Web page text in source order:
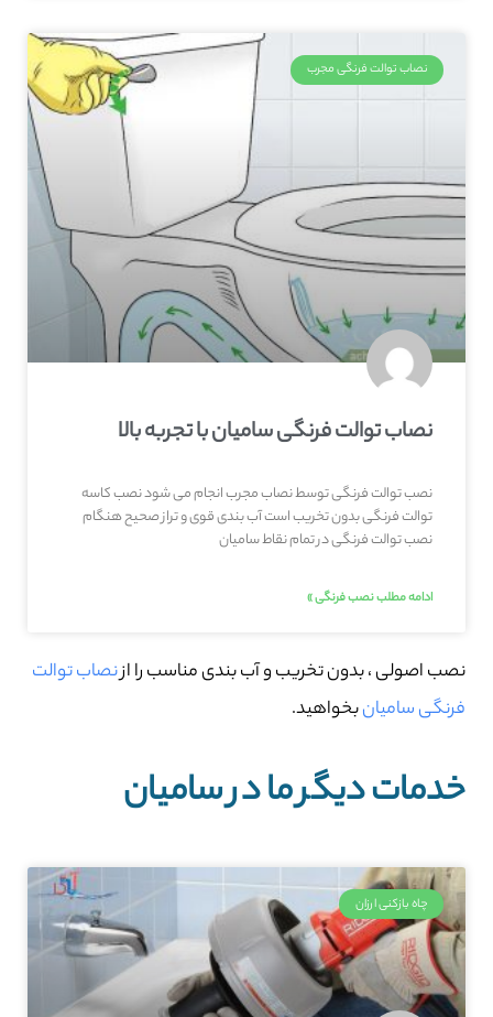
نصاب توالت فرنگی مجرب
نصاب توالت فرنگی سامیان با تجربه بالا
نصب توالت فرنگی توسط نصاب مجرب انجام می شود نصب کاسه
توالت فرنگی بدون تخریب است آب بندی قوی و تراز صحیح هنگام
نصب توالت فرنگی در تمام نقاط سامیان
ادامه مطلب نصب فرنگی »
نصب اصولی ، بدون تخریب و آب بندی مناسب را ازنصاب توالت
فرنگی سامیانبخواهید.
خدمات دیگر ما در سامیان
چاه بازکنی ارزان